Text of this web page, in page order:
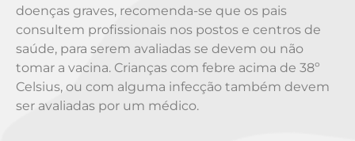
doenças graves, recomenda-se que os pais
consultem profissionais nos postos e centros de
saúde, para serem avaliadas se devem ou não
tomar a vacina. Crianças com febre acima de 38º
Celsius, ou com alguma infecção também devem
ser avaliadas por um médico.